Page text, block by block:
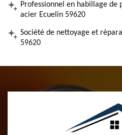
Professionnel en habillage de
acier Ecuelin 59620
Société de nettoyage et
59620